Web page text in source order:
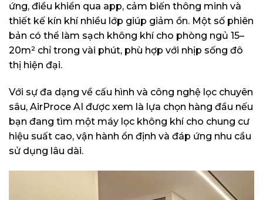
ứng, điều khiển qua app, cảm biến thông minh và
thiết kế kín khí nhiều lớp giúp giảm ồn. Một số phiên
bản có thể làm sạch không khí cho phòng ngủ 15–
20m² chỉ trong vài phút, phù hợp với nhịp sống đô
thị hiện đại.
Với sự đa dạng về cấu hình và công nghệ lọc chuyên
sâu, AirProce AI được xem là lựa chọn hàng đầu nếu
bạn đang tìm một máy lọc không khí cho chung cư
hiệu suất cao, vận hành ổn định và đáp ứng nhu cầu
sử dụng lâu dài.